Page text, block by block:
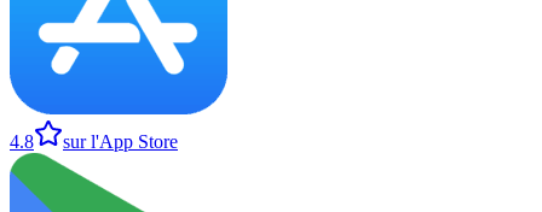
4.8 sur l'App Store